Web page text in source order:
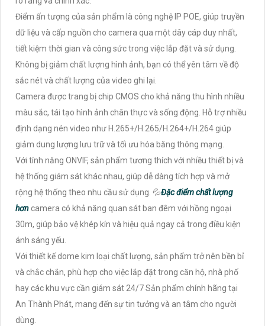
Điểm ấn tượng của sản phẩm là công nghệ IP POE, giúp truyền
dữ liệu và cấp nguồn cho camera qua một dây cáp duy nhất,
tiết kiệm thời gian và công sức trong việc lắp đặt và sử dụng.
Không bị giảm chất lượng hình ảnh, bạn có thể yên tâm về độ
sắc nét và chất lượng của video ghi lại.
Camera được trang bị chip CMOS cho khả năng thu hình nhiều
màu sắc, tái tạo hình ảnh chân thực và sống động. Hỗ trợ nhiều
định dạng nén video như H.265+/H.265/H.264+/H.264 giúp
giảm dung lượng lưu trữ và tối ưu hóa băng thông mạng.
Với tính năng ONVIF, sản phẩm tương thích với nhiều thiết bị và
hệ thống giám sát khác nhau, giúp dễ dàng tích hợp và mở
rộng hệ thống theo nhu cầu sử dụng. 💦Đặc điểm chất lượng
hơncamera có khả năng quan sát ban đêm với hồng ngoại
30m, giúp bảo vệ khép kín và hiệu quả ngay cả trong điều kiện
ánh sáng yếu.
Với thiết kế dome kim loại chất lượng, sản phẩm trở nên bền bỉ
và chắc chắn, phù hợp cho việc lắp đặt trong căn hộ, nhà phố
hay các khu vực cần giám sát 24/7 Sản phẩm chính hãng tại
An Thành Phát, mang đến sự tin tưởng và an tâm cho người
dùng.